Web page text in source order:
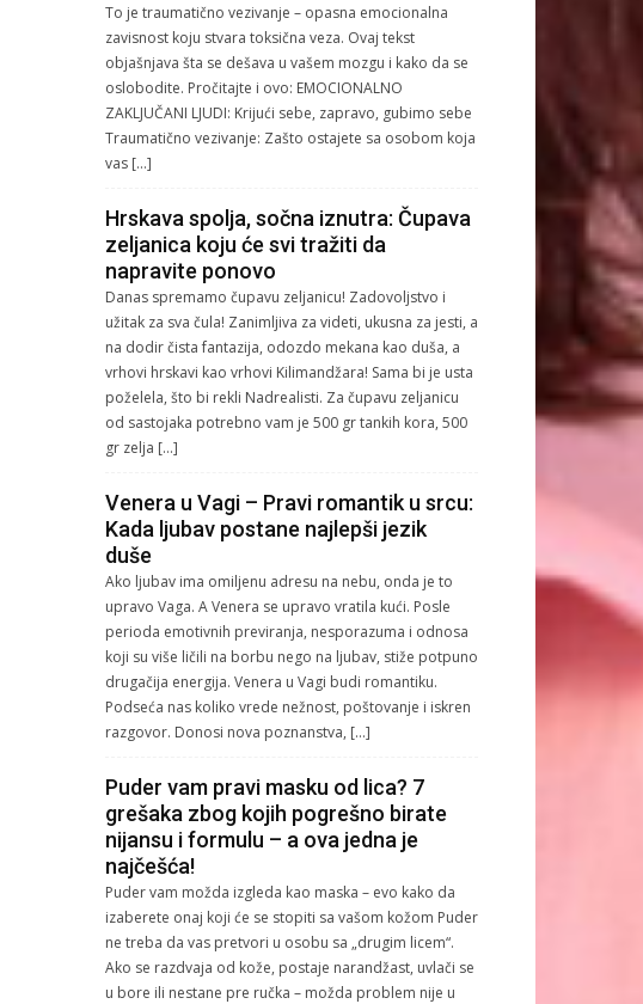
To je traumatično vezivanje – opasna emocionalna
zavisnost koju stvara toksična veza. Ovaj tekst
objašnjava šta se dešava u vašem mozgu i kako da se
oslobodite. Pročitajte i ovo: EMOCIONALNO
ZAKLJUČANI LJUDI: Krijući sebe, zapravo, gubimo sebe
Traumatično vezivanje: Zašto ostajete sa osobom koja
vas […]
Hrskava spolja, sočna iznutra: Čupava
zeljanica koju će svi tražiti da
napravite ponovo
Danas spremamo čupavu zeljanicu! Zadovoljstvo i
užitak za sva čula! Zanimljiva za videti, ukusna za jesti, a
na dodir čista fantazija, odozdo mekana kao duša, a
vrhovi hrskavi kao vrhovi Kilimandžara! Sama bi je usta
poželela, što bi rekli Nadrealisti. Za čupavu zeljanicu
od sastojaka potrebno vam je 500 gr tankih kora, 500
gr zelja […]
Venera u Vagi – Pravi romantik u srcu:
Kada ljubav postane najlepši jezik
duše
Ako ljubav ima omiljenu adresu na nebu, onda je to
upravo Vaga. A Venera se upravo vratila kući. Posle
perioda emotivnih previranja, nesporazuma i odnosa
koji su više ličili na borbu nego na ljubav, stiže potpuno
drugačija energija. Venera u Vagi budi romantiku.
Podseća nas koliko vrede nežnost, poštovanje i iskren
razgovor. Donosi nova poznanstva, […]
Puder vam pravi masku od lica? 7
grešaka zbog kojih pogrešno birate
nijansu i formulu – a ova jedna je
najčešća!
Puder vam možda izgleda kao maska – evo kako da
izaberete onaj koji će se stopiti sa vašom kožom Puder
ne treba da vas pretvori u osobu sa „drugim licem“.
Ako se razdvaja od kože, postaje narandžast, uvlači se
u bore ili nestane pre ručka – možda problem nije u